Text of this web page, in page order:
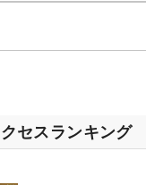
セスランキング